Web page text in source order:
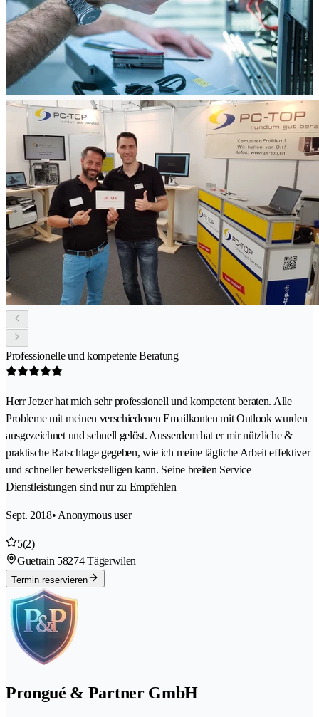
Professionelle und kompetente Beratung
Herr Jetzer hat mich sehr professionell und kompetent beraten. Alle
Probleme mit meinen verschiedenen Emailkonten mit Outlook wurden
ausgezeichnet und schnell gelöst. Ausserdem hat er mir nützliche &
praktische Ratschlage gegeben, wie ich meine tägliche Arbeit effektiver
und schneller bewerkstelligen kann. Seine breiten Service
Dienstleistungen sind nur zu Empfehlen
Sept. 2018• Anonymous user
5(2)
Guetrain 58274 Tägerwilen
Termin reservieren
Prongué & Partner GmbH